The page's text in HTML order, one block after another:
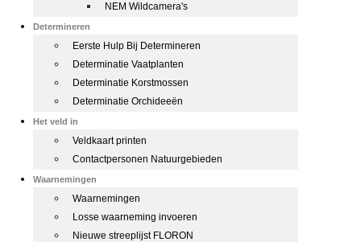
NEM Wildcamera's
Determineren
Eerste Hulp Bij Determineren
Determinatie Vaatplanten
Determinatie Korstmossen
Determinatie Orchideeën
Het veld in
Veldkaart printen
Contactpersonen Natuurgebieden
Waarnemingen
Waarnemingen
Losse waarneming invoeren
Nieuwe streeplijst FLORON